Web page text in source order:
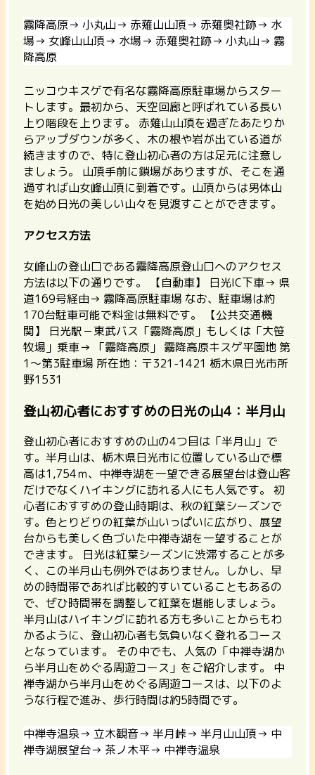
霧降高原→ 小丸山→ 赤薙山山頂→ 赤薙奥社跡→ 水
場→ 女峰山山頂→ 水場→ 赤薙奥社跡→ 小丸山→ 霧
降高原
ニッコウキスゲで有名な霧降高原駐車場からスター
トします。最初から、天空回廊と呼ばれている長い
上り階段を上ります。 赤薙山山頂を過ぎたあたりか
らアップダウンが多く、木の根や岩が出ている道が
続きますので、特に登山初心者の方は足元に注意し
ましょう。 山頂手前に鎖場がありますが、そこを通
過すれば山女峰山頂に到着です。山頂からは男体山
を始め日光の美しい山々を見渡すことができます。
アクセス方法
女峰山の登山口である霧降高原登山口へのアクセス
方法は以下の通りです。
【自動車】
日光IC下車→ 県
道169号経由→ 霧降高原駐車場 なお、駐車場は約
170台駐車可能で料金は無料です。
【公共交通機
関】
日光駅－東武バス「霧降高原」もしくは「大笹
牧場」乗車→ 「霧降高原」 霧降高原キスゲ平園地 第
1～第3駐車場 所在地：〒321-1421 栃木県日光市所
野1531
登山初心者におすすめの日光の山4：半月山
登山初心者におすすめの山の4つ目は「半月山」で
す。半月山は、栃木県日光市に位置している山で標
高は1,754ｍ、中禅寺湖を一望できる展望台は登山客
だけでなくハイキングに訪れる人にも人気です。 初
心者におすすめの登山時期は、秋の紅葉シーズンで
す。色とりどりの紅葉が山いっぱいに広がり、展望
台からも美しく色づいた中禅寺湖を一望することが
できます。 日光は紅葉シーズンに渋滞することが多
く、この半月山も例外ではありません。しかし、早
めの時間帯であれば比較的すいていることもあるの
で、ぜひ時間帯を調整して紅葉を堪能しましょう。
半月山はハイキングに訪れる方も多いことからもわ
かるように、登山初心者も気負いなく登れるコース
となっています。 その中でも、人気の「中禅寺湖か
ら半月山をめぐる周遊コース」をご紹介します。 中
禅寺湖から半月山をめぐる周遊コースは、以下のよ
うな行程で進み、歩行時間は約5時間です。
中禅寺温泉→ 立木観音→ 半月峠→ 半月山山頂→ 中
禅寺湖展望台→ 茶ノ木平→ 中禅寺温泉